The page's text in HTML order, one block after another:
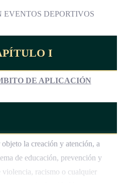
DEPORTIVOS
I
DE APLICACIÓN
la creación y atención, a
de educación, prevención y
violencia, racismo o cualquier